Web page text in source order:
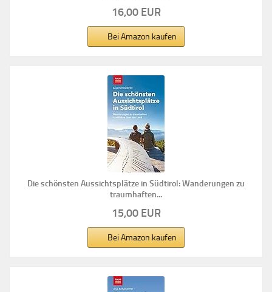
16,00 EUR
Bei Amazon kaufen
Die schönsten Aussichtsplätze in Südtirol: Wanderungen zu
traumhaften...
15,00 EUR
Bei Amazon kaufen